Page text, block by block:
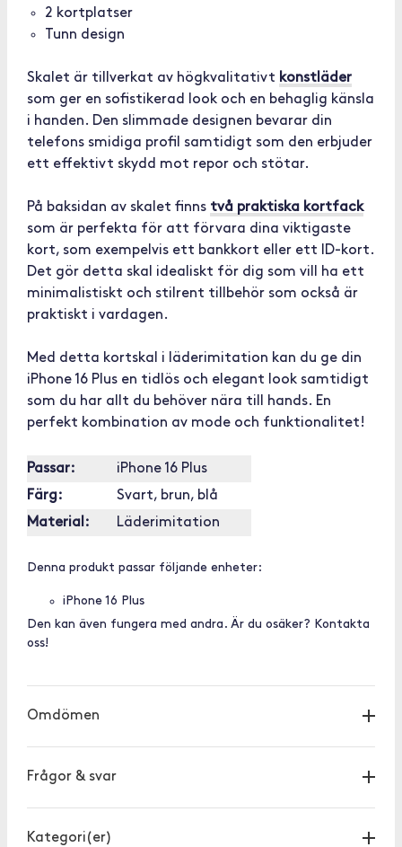
2 kortplatser
Tunn design
Skalet är tillverkat av högkvalitativt konstläder
som ger en sofistikerad look och en behaglig känsla
i handen. Den slimmade designen bevarar din
telefons smidiga profil samtidigt som den erbjuder
ett effektivt skydd mot repor och stötar.
På baksidan av skalet finns två praktiska kortfack
som är perfekta för att förvara dina viktigaste
kort, som exempelvis ett bankkort eller ett ID-kort.
Det gör detta skal idealiskt för dig som vill ha ett
minimalistiskt och stilrent tillbehör som också är
praktiskt i vardagen.
Med detta kortskal i läderimitation kan du ge din
iPhone 16 Plus en tidlös och elegant look samtidigt
som du har allt du behöver nära till hands. En
perfekt kombination av mode och funktionalitet!
Passar:
iPhone 16 Plus
Färg:
Svart, brun, blå
Material:
Läderimitation
Denna produkt passar följande enheter:
iPhone 16 Plus
Den kan även fungera med andra. Är du osäker? Kontakta
oss!
Omdömen
Frågor & svar
Kategori(er)